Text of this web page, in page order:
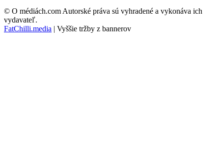
© O médiách.com Autorské práva sú vyhradené a vykonáva ich
vydavateľ.
FatChilli.media | Vyššie tržby z bannerov